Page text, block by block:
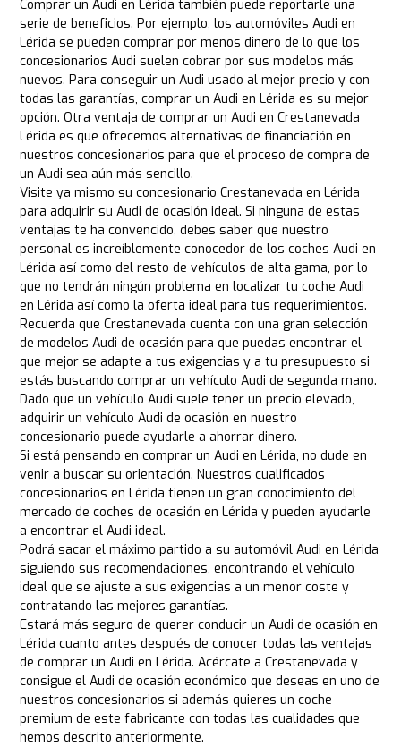
Comprar un Audi en Lérida también puede reportarle una
serie de beneficios. Por ejemplo, los automóviles Audi en
Lérida se pueden comprar por menos dinero de lo que los
concesionarios Audi suelen cobrar por sus modelos más
nuevos. Para conseguir un Audi usado al mejor precio y con
todas las garantías, comprar un Audi en Lérida es su mejor
opción. Otra ventaja de comprar un Audi en Crestanevada
Lérida es que ofrecemos alternativas de financiación en
nuestros concesionarios para que el proceso de compra de
un Audi sea aún más sencillo.
Visite ya mismo su concesionario Crestanevada en Lérida
para adquirir su Audi de ocasión ideal. Si ninguna de estas
ventajas te ha convencido, debes saber que nuestro
personal es increíblemente conocedor de los coches Audi en
Lérida así como del resto de vehículos de alta gama, por lo
que no tendrán ningún problema en localizar tu coche Audi
en Lérida así como la oferta ideal para tus requerimientos.
Recuerda que Crestanevada cuenta con una gran selección
de modelos Audi de ocasión para que puedas encontrar el
que mejor se adapte a tus exigencias y a tu presupuesto si
estás buscando comprar un vehículo Audi de segunda mano.
Dado que un vehículo Audi suele tener un precio elevado,
adquirir un vehículo Audi de ocasión en nuestro
concesionario puede ayudarle a ahorrar dinero.
Si está pensando en comprar un Audi en Lérida, no dude en
venir a buscar su orientación. Nuestros cualificados
concesionarios en Lérida tienen un gran conocimiento del
mercado de coches de ocasión en Lérida y pueden ayudarle
a encontrar el Audi ideal.
Podrá sacar el máximo partido a su automóvil Audi en Lérida
siguiendo sus recomendaciones, encontrando el vehículo
ideal que se ajuste a sus exigencias a un menor coste y
contratando las mejores garantías.
Estará más seguro de querer conducir un Audi de ocasión en
Lérida cuanto antes después de conocer todas las ventajas
de comprar un Audi en Lérida. Acércate a Crestanevada y
consigue el Audi de ocasión económico que deseas en uno de
nuestros concesionarios si además quieres un coche
premium de este fabricante con todas las cualidades que
hemos descrito anteriormente.